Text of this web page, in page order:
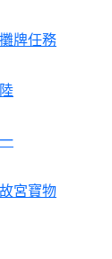
牌任務
宮寶物